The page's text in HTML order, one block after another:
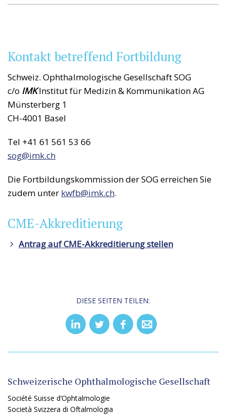
Kontakt betreffend Fortbildung
Schweiz. Ophthalmologische Gesellschaft SOG
c/o IMKInstitut für Medizin & Kommunikation AG
Münsterberg 1
CH-4001 Basel
Tel +41 61 561 53 66
sog@imk.ch
Die Fortbildungskommission der SOG erreichen Sie
zudem unter kwfb@imk.ch.
CME-Akkreditierung
Antrag auf CME-Akkreditierung stellen
DIESE SEITEN TEILEN:
Schweizerische Ophthalmologische Gesellschaft
Société Suisse d‘Ophtalmologie
Società Svizzera di Oftalmologia